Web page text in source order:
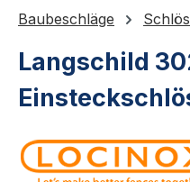
Baubeschläge
Langschild